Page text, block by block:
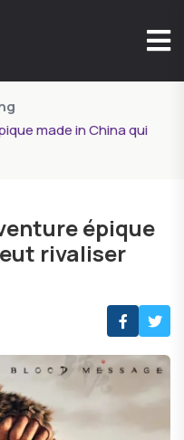
made in China qui
épique
rivaliser